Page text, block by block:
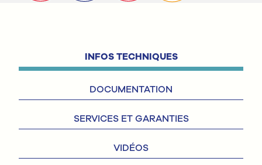
INFOS TECHNIQUES
DOCUMENTATION
SERVICES ET GARANTIES
VIDÉOS